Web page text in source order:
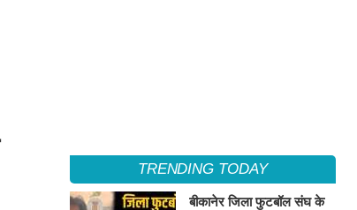
TRENDING TODAY
बीकानेर जिला फुटबॉल संघ के